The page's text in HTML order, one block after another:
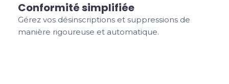
Conformité simplifiée
Gérez vos désinscriptions et suppressions de
manière rigoureuse et automatique.